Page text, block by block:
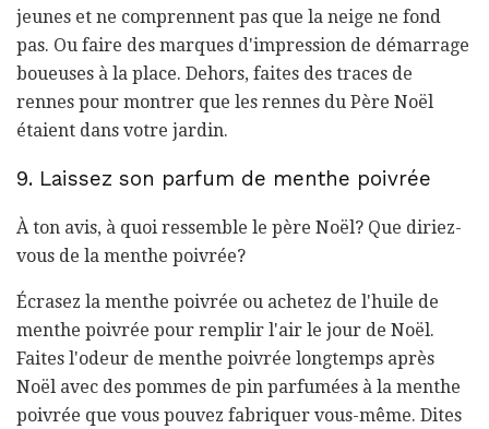
jeunes et ne comprennent pas que la neige ne fond
pas. Ou faire des marques d'impression de démarrage
boueuses à la place. Dehors, faites des traces de
rennes pour montrer que les rennes du Père Noël
étaient dans votre jardin.
9. Laissez son parfum de menthe poivrée
À ton avis, à quoi ressemble le père Noël? Que diriez-
vous de la menthe poivrée?
Écrasez la menthe poivrée ou achetez de l'huile de
menthe poivrée pour remplir l'air le jour de Noël.
Faites l'odeur de menthe poivrée longtemps après
Noël avec des pommes de pin parfumées à la menthe
poivrée que vous pouvez fabriquer vous-même. Dites